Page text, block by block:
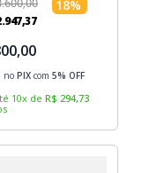
.600,00 18%
.947,37
no PIX com 5% OFF
10x de R$ 294,73